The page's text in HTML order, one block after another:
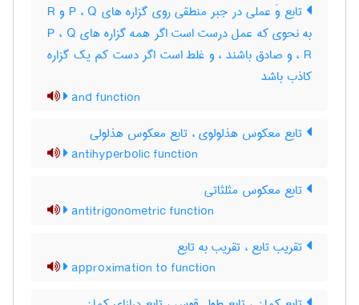
تابع وَ عملی در جبر منطقی روی گزاره های P ، Q و R
به نحوی که عمل درست است اگر همه گزاره های P ، Q
، R و صادق باشند ، و غلط است اگر دست کم یک گزاره
کاذب باشد
and function
تابع معکوس هذلولوی ، تابع معکوس هذلولی
antihyperbolic function
تابع معکوس مثلثاتی
antitrigonometric function
تقریب تابع ، تقریب به تابع
approximation to function